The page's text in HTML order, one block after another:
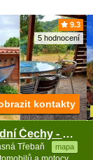
9.3
5 hodnocení
Chata u Berounky - Střední Čechy - Karlštejn
Třebaň mapa
kontakty